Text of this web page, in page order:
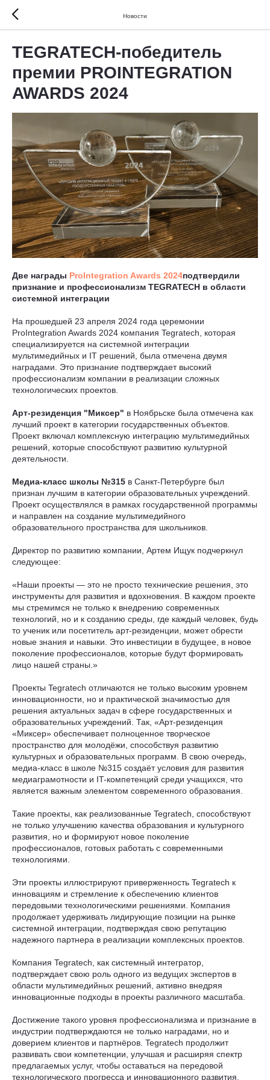
Новости
TEGRATECH-победитель
премии PROINTEGRATION
AWARDS 2024
Две награды ProIntegration Awards 2024подтвердили
признание и профессионализм TEGRATECH в области
системной интеграции
На прошедшей 23 апреля 2024 года церемонии
ProIntegration Awards 2024 компания Tegratech, которая
специализируется на системной интеграции
мультимедийных и IT решений, была отмечена двумя
наградами. Это признание подтверждает высокий
профессионализм компании в реализации сложных
технологических проектов.
Арт-резиденция "Миксер" в Ноябрьске была отмечена как
лучший проект в категории государственных объектов.
Проект включал комплексную интеграцию мультимедийных
решений, которые способствуют развитию культурной
деятельности.
Медиа-класс школы №315 в Санкт-Петербурге был
признан лучшим в категории образовательных учреждений.
Проект осуществлялся в рамках государственной программы
и направлен на создание мультимедийного
образовательного пространства для школьников.
Директор по развитию компании, Артем Ищук подчеркнул
следующее:
«Наши проекты — это не просто технические решения, это
инструменты для развития и вдохновения. В каждом проекте
мы стремимся не только к внедрению современных
технологий, но и к созданию среды, где каждый человек, будь
то ученик или посетитель арт-резиденции, может обрести
новые знания и навыки. Это инвестиции в будущее, в новое
поколение профессионалов, которые будут формировать
лицо нашей страны.»
Проекты Tegratech отличаются не только высоким уровнем
инновационности, но и практической значимостью для
решения актуальных задач в сфере государственных и
образовательных учреждений. Так, «Арт-резиденция
«Миксер» обеспечивает полноценное творческое
пространство для молодёжи, способствуя развитию
культурных и образовательных программ. В свою очередь,
медиа-класс в школе №315 создаёт условия для развития
медиаграмотности и IT-компетенций среди учащихся, что
является важным элементом современного образования.
Такие проекты, как реализованные Tegratech, способствуют
не только улучшению качества образования и культурного
развития, но и формируют новое поколение
профессионалов, готовых работать с современными
технологиями.
Эти проекты иллюстрируют приверженность Tegratech к
инновациям и стремление к обеспечению клиентов
передовыми технологическими решениями. Компания
продолжает удерживать лидирующие позиции на рынке
системной интеграции, подтверждая свою репутацию
надежного партнера в реализации комплексных проектов.
Компания Tegratech, как системный интегратор,
подтверждает свою роль одного из ведущих экспертов в
области мультимедийных решений, активно внедряя
инновационные подходы в проекты различного масштаба.
Достижение такого уровня профессионализма и признание в
индустрии подтверждаются не только наградами, но и
доверием клиентов и партнёров. Tegratech продолжит
развивать свои компетенции, улучшая и расширяя спектр
предлагаемых услуг, чтобы оставаться на передовой
технологического прогресса и инновационного развития.